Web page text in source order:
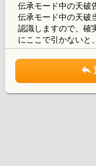
伝承モード中の天破
伝承モード中の天破
認識しますので、確
にここで引かないと